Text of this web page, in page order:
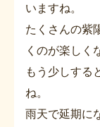
いますね。
たくさんの紫
くのが楽しく
もう少しする
ね。
雨天で延期に